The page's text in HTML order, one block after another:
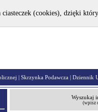
| Skrzynka Podawcza | Dziennik
Wyszukaj
(wpisz
ciasteczek (cookies), dzięki